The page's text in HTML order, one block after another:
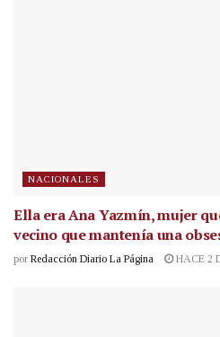
NACIONALES
Ella era Ana Yazmín, mujer
vecino que mantenía una
por Redacción Diario La Página HACE 2